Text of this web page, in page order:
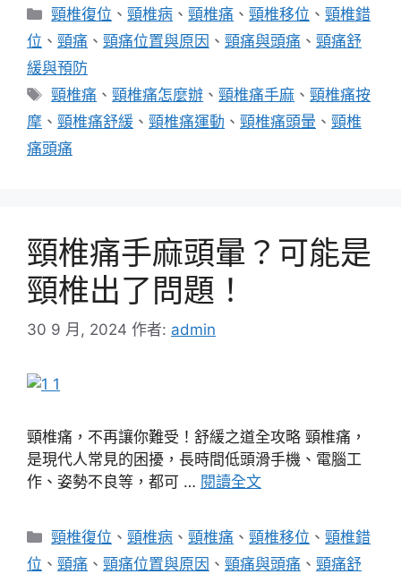
分
類
頸椎復位 、頸椎病 、頸椎痛 、頸椎移位 、頸椎錯
位 、 頸痛 、 頸痛位置與原因 、 頸痛與頭痛 、 頸痛舒
緩與預防
標
籤
頸椎痛 、頸椎痛怎麼辦 、頸椎痛手麻 、頸椎痛按
摩 、 頸椎痛舒緩 、 頸椎痛運動 、 頸椎痛頭暈 、 頸椎
痛頭痛
頸椎痛手麻頭暈？可能是
頸椎出了問題！
30 9 月, 2024 作者: admin
頸椎痛，不再讓你難受！舒緩之道全攻略 頸椎痛，
是現代人常見的困擾，長時間低頭滑手機、電腦工
作、姿勢不良等，都可 … 閱讀全文
分
類
頸椎復位 、頸椎病 、頸椎痛 、頸椎移位 、頸椎錯
位 、 頸痛 、 頸痛位置與原因 、 頸痛與頭痛 、 頸痛舒